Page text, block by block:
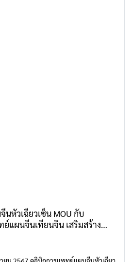
หัวเฉียวเซ็น MOU กับ
แผนจีนเทียนจิน เสริมสร้าง
ารและการวิจัยทางการแพทย์